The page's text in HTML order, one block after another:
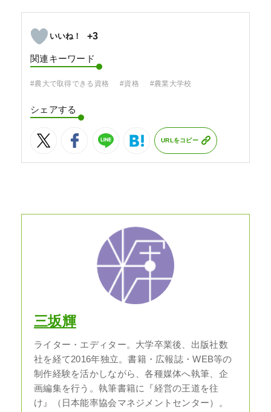
+3
関連キーワード
#農大で取得できる資格 #資格 #農業大学校
シェアする
URLをコピー
三坂輝
ライター・エディター。大学卒業後、出版社数
社を経て2016年独立。書籍・広報誌・WEB等の
制作経験を活かしながら、各種媒体へ執筆、企
画編集を行う。執筆書籍に『経営の王道を往
け』（日本能率協会マネジメントセンター）。